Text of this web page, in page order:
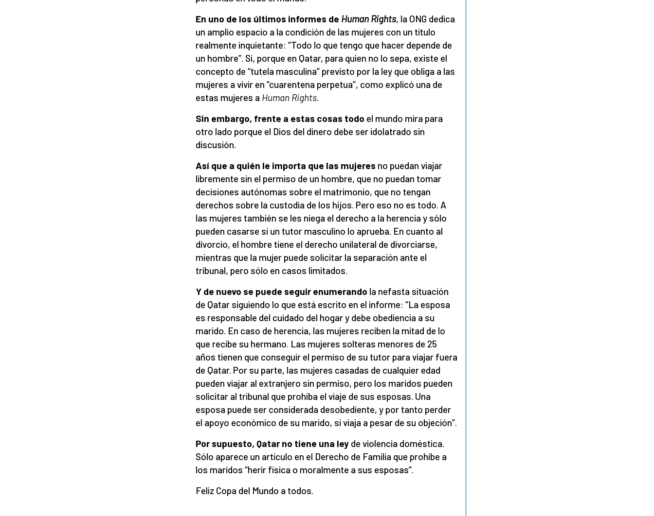
En uno de los últimos informes de Human Rights, la ONG dedica
un amplio espacio a la condición de las mujeres con un título
realmente inquietante: “Todo lo que tengo que hacer depende de
un hombre”. Sí, porque en Qatar, para quien no lo sepa, existe el
concepto de “tutela masculina” previsto por la ley que obliga a las
mujeres a vivir en “cuarentena perpetua”, como explicó una de
estas mujeres a Human Rights.
Sin embargo, frente a estas cosas todo el mundo mira para
otro lado porque el Dios del dinero debe ser idolatrado sin
discusión.
Así que a quién le importa que las mujeres no puedan viajar
libremente sin el permiso de un hombre, que no puedan tomar
decisiones autónomas sobre el matrimonio, que no tengan
derechos sobre la custodia de los hijos. Pero eso no es todo. A
las mujeres también se les niega el derecho a la herencia y sólo
pueden casarse si un tutor masculino lo aprueba. En cuanto al
divorcio, el hombre tiene el derecho unilateral de divorciarse,
mientras que la mujer puede solicitar la separación ante el
tribunal, pero sólo en casos limitados.
Y de nuevo se puede seguir enumerando la nefasta situación
de Qatar siguiendo lo que está escrito en el informe: “La esposa
es responsable del cuidado del hogar y debe obediencia a su
marido. En caso de herencia, las mujeres reciben la mitad de lo
que recibe su hermano. Las mujeres solteras menores de 25
años tienen que conseguir el permiso de su tutor para viajar fuera
de Qatar. Por su parte, las mujeres casadas de cualquier edad
pueden viajar al extranjero sin permiso, pero los maridos pueden
solicitar al tribunal que prohíba el viaje de sus esposas. Una
esposa puede ser considerada desobediente, y por tanto perder
el apoyo económico de su marido, si viaja a pesar de su objeción”.
Por supuesto, Qatar no tiene una ley de violencia doméstica.
Sólo aparece un artículo en el Derecho de Familia que prohíbe a
los maridos “herir física o moralmente a sus esposas”.
Feliz Copa del Mundo a todos.